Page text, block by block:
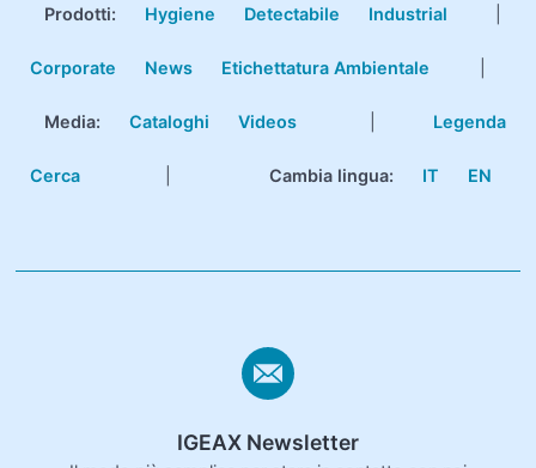
Prodotti: Hygiene Detectabile Industrial
Corporate News Etichettatura Ambientale
Media: Cataloghi Videos Legenda
Cerca Cambia lingua: IT EN
IGEAX Newsletter